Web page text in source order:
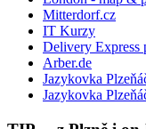
Mitterdorf.cz
IT Kurzy
Delivery Express
Arber.de
Jazykovka
Jazykovka